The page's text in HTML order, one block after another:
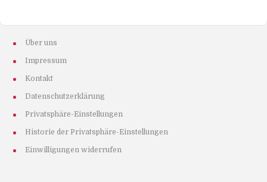
Über uns
Impressum
Kontakt
Datenschutzerklärung
Privatsphäre-Einstellungen
Historie der Privatsphäre-Einstellungen
Einwilligungen widerrufen